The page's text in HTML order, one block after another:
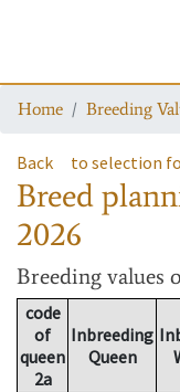
Home Breeding
Back to selection
Breed
2026
Breeding values
code
of
queen
2a
Inbreeding
Queen